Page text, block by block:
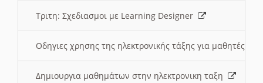
Τριτη: Σχεδιασμοι με Learning Designer
Οδηγιες χρησης της ηλεκτρονικής τάξης για μαθητές
Δημιουργια μαθημάτων στην ηλεκτρονικη ταξη